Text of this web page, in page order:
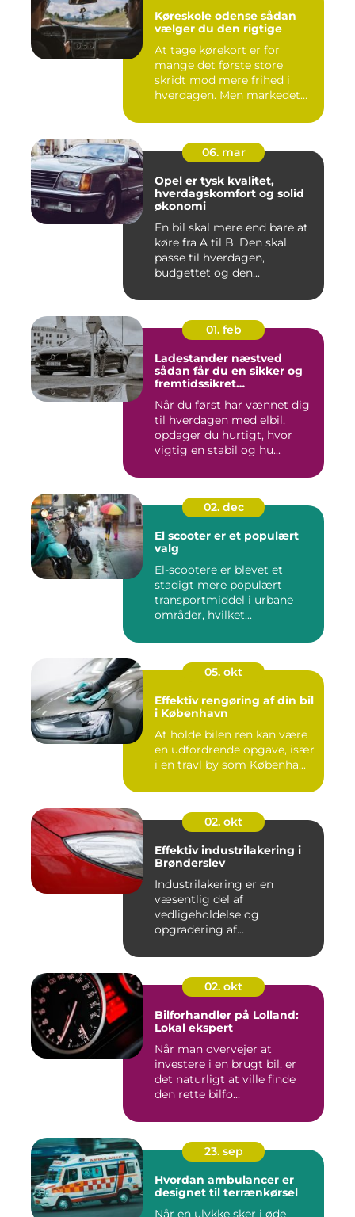
Køreskole odense sådan
vælger du den rigtige
At tage kørekort er for
mange det første store
skridt mod mere frihed i
hverdagen. Men markedet
06. mar
Opel er tysk kvalitet,
hverdagskomfort og solid
økonomi
En bil skal mere end bare at
køre fra A til B. Den skal
passe til hverdagen,
budgettet og den...
01. feb
Ladestander næstved
sådan får du en sikker og
fremtidssikret
Når du først har vænnet dig
til hverdagen med elbil,
opdager du hurtigt, hvor
vigtig en stabil og hu...
02. dec
El scooter er et populært
valg
El-scootere er blevet et
stadigt mere populært
transportmiddel i urbane
områder, hvilket...
05. okt
Effektiv rengøring af din bil
i København
At holde bilen ren kan være
en udfordrende opgave, især
i en travl by som Københa...
02. okt
Effektiv industrilakering i
Brønderslev
Industrilakering er en
væsentlig del af
vedligeholdelse og
opgradering af
02. okt
Bilforhandler på Lolland:
Lokal ekspert
Når man overvejer at
investere i en brugt bil, er
det naturligt at ville finde
den rette bilfo...
23. sep
Hvordan ambulancer er
designet til terrænkørsel
Når en ulykke sker i øde